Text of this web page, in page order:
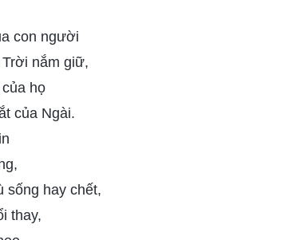
con người
nắm giữ,
họ
của Ngài.
sống hay chết,
thay,